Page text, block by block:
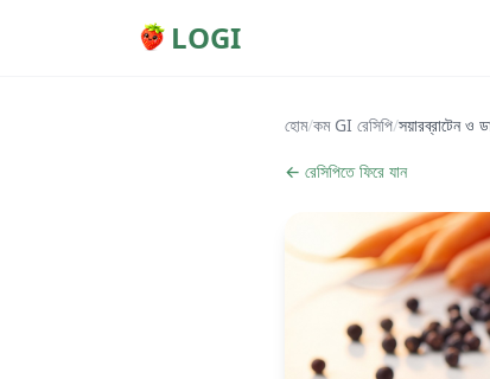
LOGI
হোম/কম GI রেসিপি/সয়ারব্রাটেন ও
← রেসিপিতে ফিরে যান